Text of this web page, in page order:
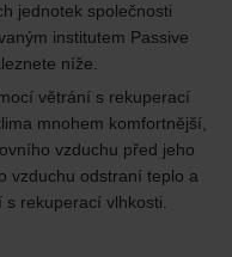
jednotek společnosti
institutem Passive
níže.
větrání s rekuperací
mnohem komfortnější,
vzduchu před jeho
vzduchu odstraní teplo a
rekuperací vlhkosti.